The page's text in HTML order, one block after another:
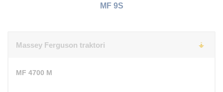
MF 9S
Massey Ferguson traktori
MF 4700 M